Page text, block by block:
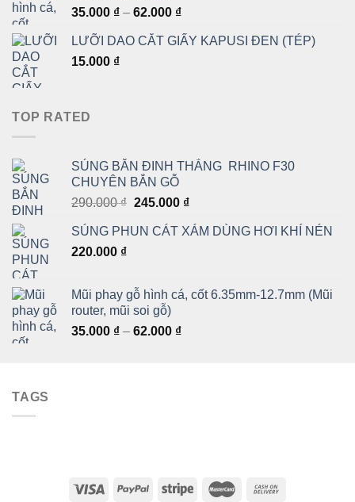
35.000 ₫ – 62.000 ₫Khoảng
từ
LƯỠI DAO CẮT GIẤY KAPUSI ĐEN (TÉP)
15.000 ₫
TOP RATED
SÚNG BẮN ĐINH THẲNG RHINO F30
CHUYÊN BẮN GỖ
290.000₫ Giá
là:
245.000 ₫Giá
tại
SÚNG PHUN CÁT XÁM DÙNG HƠI KHÍ NÉN
220.000 ₫
Mũi phay gỗ hình cá, cốt 6.35mm-12.7mm (Mũi
router, mũi soi gỗ)
35.000 ₫ – 62.000 ₫Khoảng
TAGS